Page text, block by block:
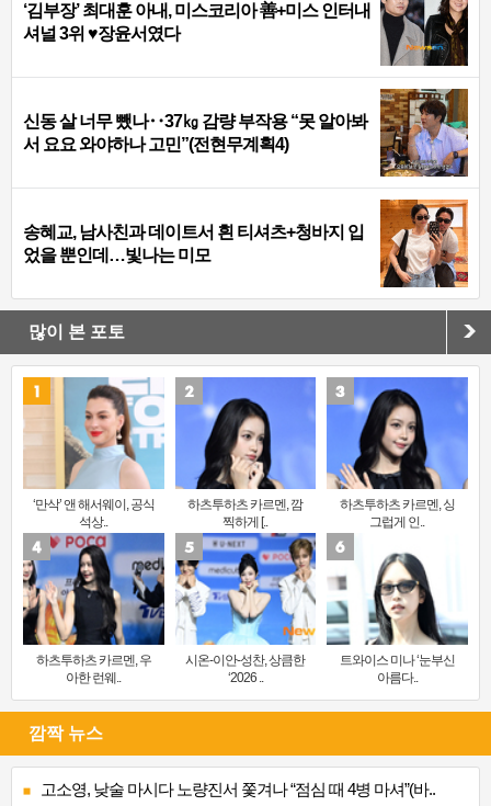
‘김부장’ 최대훈 아내, 미스코리아 善+미스 인터내
셔널 3위 ♥장윤서였다
신동 살 너무 뺐나‥37㎏ 감량 부작용 “못 알아봐
서 요요 와야하나 고민”(전현무계획4)
송혜교, 남사친과 데이트서 흰 티셔츠+청바지 입
었을 뿐인데…빛나는 미모
많이 본 포토
‘만삭’ 앤 해서웨이, 공식
석상..
하츠투하츠 카르멘, 깜
찍하게 [..
하츠투하츠 카르멘, 싱
그럽게 인..
하츠투하츠 카르멘, 우
아한 런웨..
시온-이안-성찬, 상큼한
‘2026 ..
트와이스 미나 ‘눈부신
아름다..
깜짝 뉴스
고소영, 낮술 마시다 노량진서 쫓겨나 “점심 때 4병 마셔”(바..